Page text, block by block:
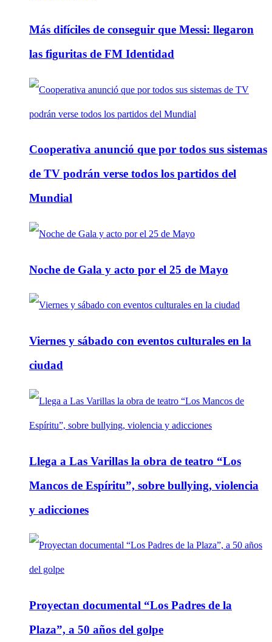
Más difíciles de conseguir que Messi: llegaron
las figuritas de FM Identidad
Cooperativa anunció que por todos sus sistemas
de TV podrán verse todos los partidos del
Mundial
Noche de Gala y acto por el 25 de Mayo
Viernes y sábado con eventos culturales en la
ciudad
Llega a Las Varillas la obra de teatro “Los
Mancos de Espíritu”, sobre bullying, violencia
y adicciones
Proyectan documental “Los Padres de la
Plaza”, a 50 años del golpe